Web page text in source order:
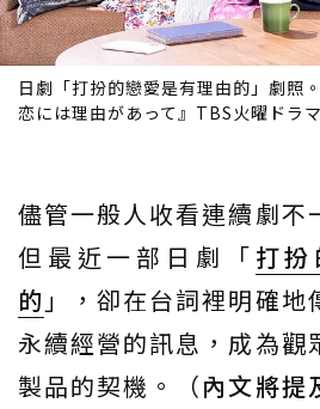
日劇「打扮的戀愛是有理由的」劇照
恋には理由があって』TBS火曜ドラ
儘管一般人收看連續劇不
但最近一部日劇「 打
的 」，卻在台詞裡明確地
永續經營的訊息，成為觀
製品的契機。（內文將提